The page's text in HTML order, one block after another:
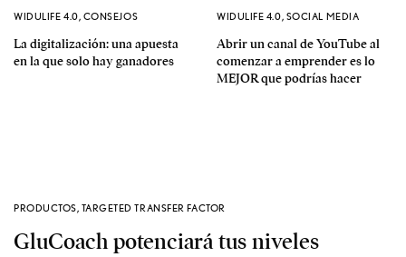
WIDULIFE 4.0, CONSEJOS
La digitalización: una apuesta
en la que solo hay ganadores
WIDULIFE 4.0, SOCIAL MEDIA
Abrir un canal de YouTube al
comenzar a emprender es lo
MEJOR que podrías hacer
PRODUCTOS, TARGETED TRANSFER FACTOR
GluCoach potenciará tus niveles